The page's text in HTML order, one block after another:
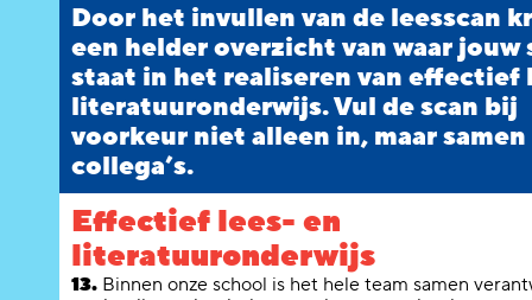
Door het invullen van de leesscan
een helder overzicht van waar jouw
staat in het realiseren van effectief
literatuuronderwijs. Vul de scan bij
voorkeur niet alleen in, maar
collega’s.
Effectief lees- en
literatuuronderwijs
13. Binnen onze school is het hele team samen